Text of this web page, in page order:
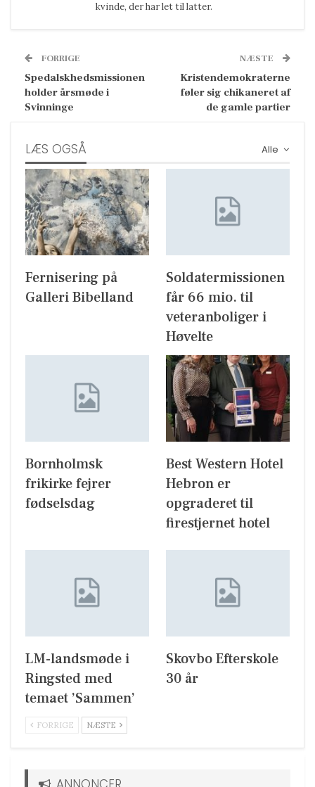
kvinde, der har let til latter.
FORRIGE
Spedalskhedsmissionen
holder årsmøde i
Svinninge
NÆSTE
Kristendemokraterne
føler sig chikaneret af
de gamle partier
Alle
LÆS OGSÅ
Fernisering på
Galleri Bibelland
Soldatermissionen
får 66 mio. til
veteranboliger i
Høvelte
Bornholmsk
frikirke fejrer
fødselsdag
Best Western Hotel
Hebron er
opgraderet til
firestjernet hotel
LM-landsmøde i
Ringsted med
temaet ’Sammen’
Skovbo Efterskole
30 år
FORRIGE NÆSTE